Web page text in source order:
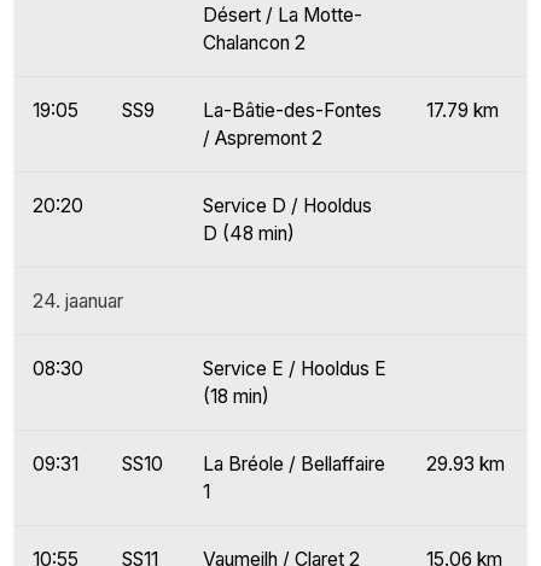
Désert / La Motte-
Chalancon 2
19:05 SS9
La-Bâtie-des-Fontes
/ Aspremont 2
17.79 km
20:20
Service D / Hooldus
D (48 min)
24. jaanuar
08:30
Service E / Hooldus E
(18 min)
09:31 SS10
La Bréole / Bellaffaire
1
29.93 km
10:55 SS11 Vaumeilh / Claret 2 15.06 km